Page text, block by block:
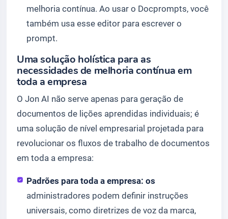
melhoria contínua. Ao usar o Docprompts, você
também usa esse editor para escrever o
prompt.
Uma solução holística para as
necessidades de melhoria contínua em
toda a empresa
O Jon AI não serve apenas para geração de
documentos de lições aprendidas individuais; é
uma solução de nível empresarial projetada para
revolucionar os fluxos de trabalho de documentos
em toda a empresa:
Padrões para toda a empresa: os
administradores podem definir instruções
universais, como diretrizes de voz da marca,